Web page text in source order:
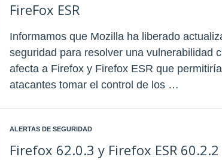
FireFox ESR
Informamos que Mozilla ha liberado
seguridad para resolver una vulnerabilidad
afecta a Firefox y Firefox ESR que
atacantes tomar el control de los …
ALERTAS DE SEGURIDAD
Firefox 62.0.3 y Firefox ESR